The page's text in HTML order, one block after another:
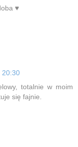
♥
20:30
totalnie w moim
się fajnie.